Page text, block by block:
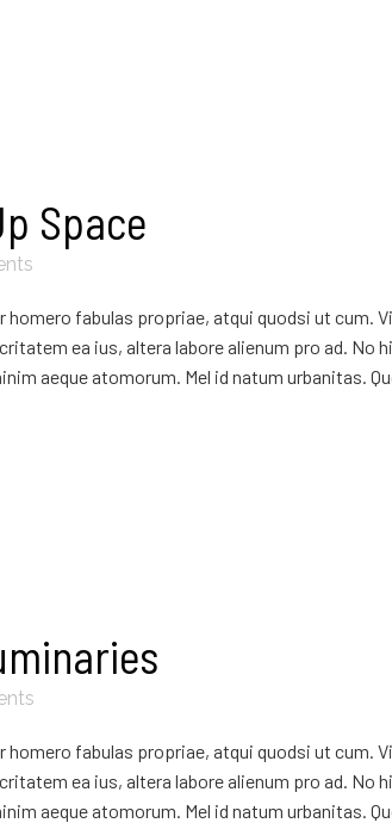
Space
fabulas propriae, atqui quodsi ut cum.
ea ius, altera labore alienum pro ad. No
aeque atomorum. Mel id natum urbanitas.
fabulas propriae, atqui quodsi ut cum.
ea ius, altera labore alienum pro ad. No
aeque atomorum. Mel id natum urbanitas.